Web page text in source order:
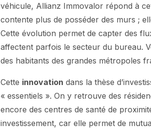
véhicule, Allianz Immovalor répond à
contente plus de posséder des murs ;
Cette évolution permet de capter des
affectent parfois le secteur du bureau.
des habitants des grandes métropoles
Cette innovation dans la thèse
« essentiels ». On y retrouve des
encore des centres de santé de
investissement, car elle permet de